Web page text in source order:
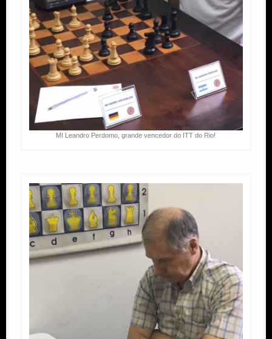
MI Leandro Perdomo, grande vencedor do ITT do Rio!